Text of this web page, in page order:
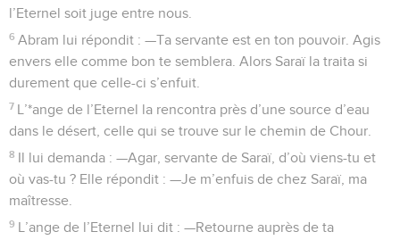
l’Eternel soit juge entre nous.
6 Abram lui répondit : —Ta servante est en ton pouvoir. Agis
envers elle comme bon te semblera. Alors Saraï la traita si
durement que celle-ci s’enfuit.
7 L’*ange de l’Eternel la rencontra près d’une source d’eau
dans le désert, celle qui se trouve sur le chemin de Chour.
8 Il lui demanda : —Agar, servante de Saraï, d’où viens-tu et
où vas-tu ? Elle répondit : —Je m’enfuis de chez Saraï, ma
maîtresse.
9 L’ange de l’Eternel lui dit : —Retourne auprès de ta